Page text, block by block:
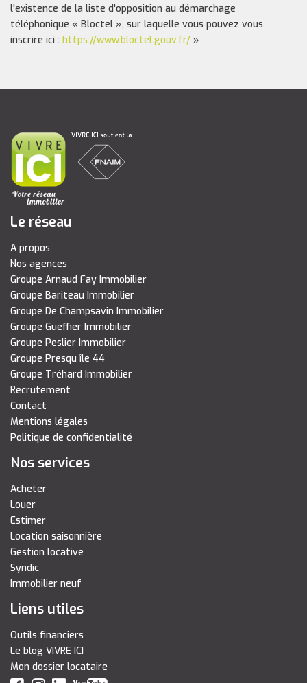
l'existence de la liste d'opposition au démarchage
téléphonique « Bloctel », sur laquelle vous pouvez vous
inscrire ici : https://www.bloctel.gouv.fr/ »
Le réseau
A propos
Nos agences
Groupe Arnaud Fay Immobilier
Groupe Bariteau Immobilier
Groupe De Champsavin Immobilier
Groupe Gueffier Immobilier
Groupe Peslier Immobilier
Groupe Presqu île 44
Groupe Tréhard Immobilier
Recrutement
Contact
Mentions légales
Politique de confidentialité
Nos services
Acheter
Louer
Estimer
Location saisonnière
Gestion locative
Syndic
Immobilier neuf
Liens utiles
Outils financiers
Le blog VIVRE ICI
Mon dossier locataire